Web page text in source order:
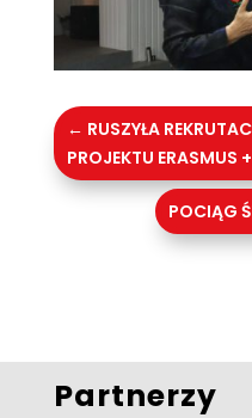
← RUSZYŁA
PROJEKTU ERASMUS +
POCIĄG
Partnerzy